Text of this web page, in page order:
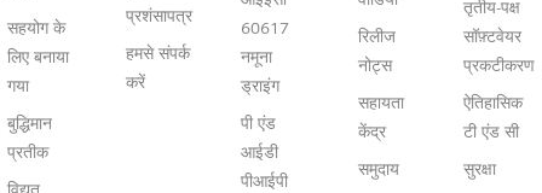
सहयोग के
लिए बनाया
गया
बुद्धिमान
प्रतीक
प्रशंसापत्र
हमसे संपर्क
करें
60617
नमूना
ड्राइंग
पी एंड
आईडी
पीआईपी
रिलीज
नोट्स
सहायता
केंद्र
समुदाय
तृतीय-पक्ष
सॉफ़्टवेयर
प्रकटीकरण
ऐतिहासिक
टी एंड सी
सुरक्षा